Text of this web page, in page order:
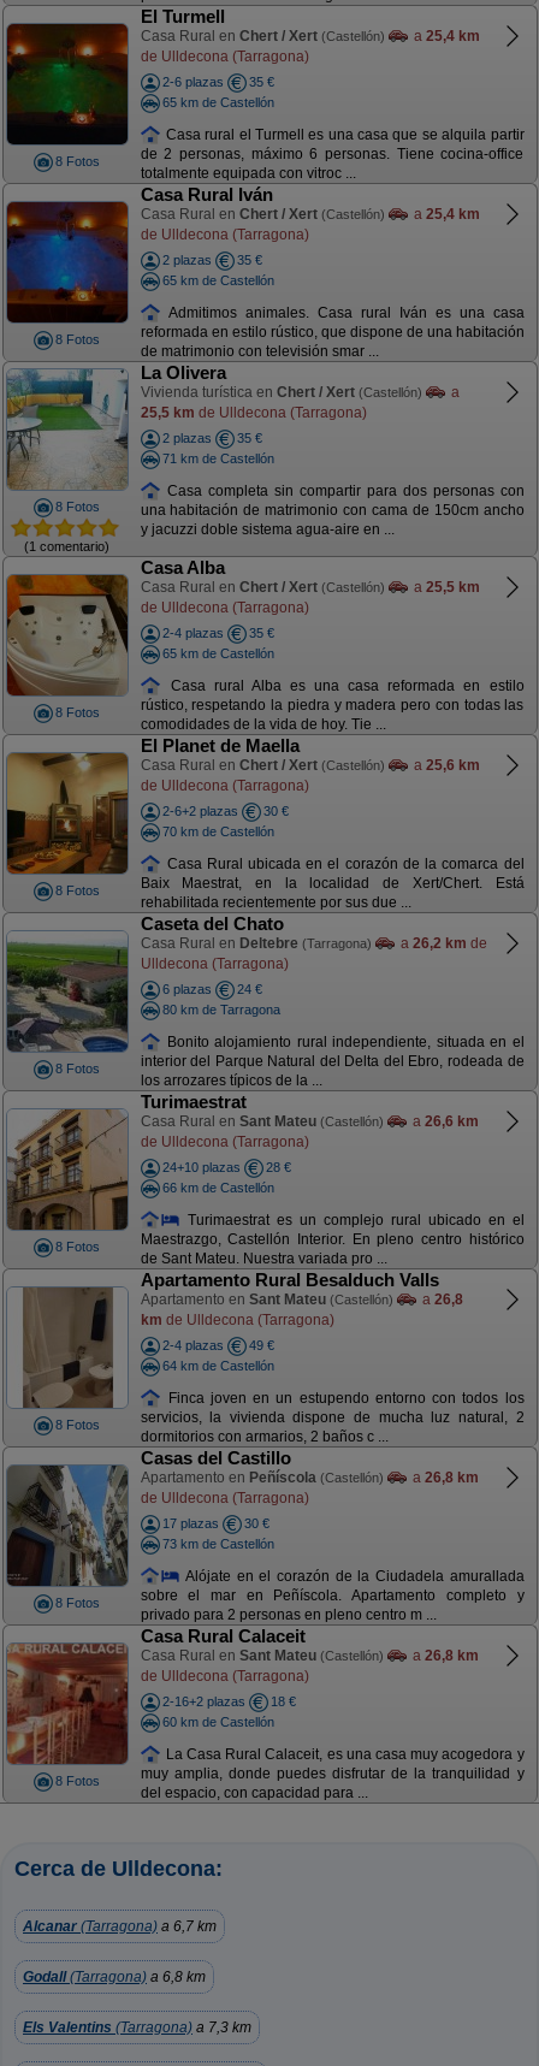
8 Fotos
El Turmell
Casa Rural en Chert / Xert (Castellón) a 25,4 km
de Ulldecona (Tarragona)
2-6 plazas
35 €
65 km de Castellón
Casa rural el Turmell es una casa que se alquila partir
de 2 personas, máximo 6 personas. Tiene cocina-office
totalmente equipada con vitroc ...
8 Fotos
Casa Rural Iván
Casa Rural en Chert / Xert (Castellón) a 25,4 km
de Ulldecona (Tarragona)
2 plazas
35 €
65 km de Castellón
Admitimos animales. Casa rural Iván es una casa
reformada en estilo rústico, que dispone de una habitación
de matrimonio con televisión smar ...
8 Fotos
(1 comentario)
La Olivera
Vivienda turística en Chert / Xert (Castellón)
a
25,5 km de Ulldecona (Tarragona)
2 plazas
35 €
71 km de Castellón
Casa completa sin compartir para dos personas con
una habitación de matrimonio con cama de 150cm ancho
y jacuzzi doble sistema agua-aire en ...
8 Fotos
Casa Alba
Casa Rural en Chert / Xert (Castellón) a 25,5 km
de Ulldecona (Tarragona)
2-4 plazas
35 €
65 km de Castellón
Casa rural Alba es una casa reformada en estilo
rústico, respetando la piedra y madera pero con todas las
comodidades de la vida de hoy. Tie ...
8 Fotos
El Planet de Maella
Casa Rural en Chert / Xert (Castellón) a 25,6 km
de Ulldecona (Tarragona)
2-6+2 plazas
30 €
70 km de Castellón
Casa Rural ubicada en el corazón de la comarca del
Baix Maestrat, en la localidad de Xert/Chert. Está
rehabilitada recientemente por sus due ...
8 Fotos
Caseta del Chato
Casa Rural en Deltebre (Tarragona) a 26,2 km de
Ulldecona (Tarragona)
6 plazas
24 €
80 km de Tarragona
Bonito alojamiento rural independiente, situada en el
interior del Parque Natural del Delta del Ebro, rodeada de
los arrozares típicos de la ...
8 Fotos
Turimaestrat
Casa Rural en Sant Mateu (Castellón) a 26,6 km
de Ulldecona (Tarragona)
24+10 plazas
28 €
66 km de Castellón
Turimaestrat es un complejo rural ubicado en el
Maestrazgo, Castellón Interior. En pleno centro histórico
de Sant Mateu. Nuestra variada pro ...
8 Fotos
Apartamento Rural Besalduch Valls
Apartamento en Sant Mateu (Castellón) a 26,8
km de Ulldecona (Tarragona)
2-4 plazas
49 €
64 km de Castellón
Finca joven en un estupendo entorno con todos los
servicios, la vivienda dispone de mucha luz natural, 2
dormitorios con armarios, 2 baños c ...
8 Fotos
Casas del Castillo
Apartamento en Peñíscola (Castellón) a 26,8 km
de Ulldecona (Tarragona)
17 plazas
30 €
73 km de Castellón
Alójate en el corazón de la Ciudadela amurallada
sobre el mar en Peñíscola. Apartamento completo y
privado para 2 personas en pleno centro m ...
8 Fotos
Casa Rural Calaceit
Casa Rural en Sant Mateu (Castellón) a 26,8 km
de Ulldecona (Tarragona)
2-16+2 plazas
18 €
60 km de Castellón
La Casa Rural Calaceit, es una casa muy acogedora y
muy amplia, donde puedes disfrutar de la tranquilidad y
del espacio, con capacidad para ...
Cerca de Ulldecona:
Alcanar (Tarragona) a 6,7 km
Godall(Tarragona) a 6,8 km
Els Valentins (Tarragona) a 7,3 km